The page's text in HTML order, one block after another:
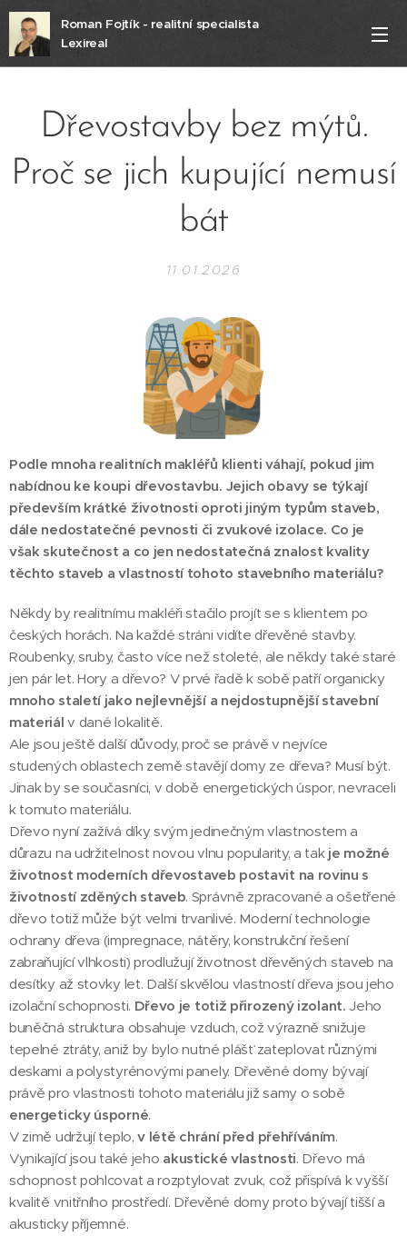
Roman Fojtík - realitní specialista
Lexireal
Dřevostavby bez mýtů.
Proč se jich kupující nemusí
bát
11.01.2026
Podle mnoha realitních makléřů klienti váhají, pokud jim
nabídnou ke koupi dřevostavbu. Jejich obavy se týkají
především krátké životnosti oproti jiným typům staveb,
dále nedostatečné pevnosti či zvukové izolace. Co je
však skutečnost a co jen nedostatečná znalost kvality
těchto staveb a vlastností tohoto stavebního materiálu?
Někdy by realitnímu makléři stačilo projít se s klientem po
českých horách. Na každé stráni vidíte dřevěné stavby.
Roubenky, sruby, často více než stoleté, ale někdy také staré
jen pár let. Hory a dřevo? V prvé řadě k sobě patří organicky
mnoho staletí jako nejlevnější a nejdostupnější stavební
materiál v dané lokalitě.
Ale jsou ještě další důvody, proč se právě v nejvíce
studených oblastech země stavějí domy ze dřeva? Musí být.
Jinak by se současníci, v době energetických úspor, nevraceli
k tomuto materiálu.
Dřevo nyní zažívá díky svým jedinečným vlastnostem a
důrazu na udržitelnost novou vlnu popularity, a tak je možné
životnost moderních dřevostaveb postavit na rovinu s
životností zděných staveb. Správně zpracované a ošetřené
dřevo totiž může být velmi trvanlivé. Moderní technologie
ochrany dřeva (impregnace, nátěry, konstrukční řešení
zabraňující vlhkosti) prodlužují životnost dřevěných staveb na
desítky až stovky let. Další skvělou vlastností dřeva jsou jeho
izolační schopnosti. Dřevo je totiž přirozený izolant.Jeho
buněčná struktura obsahuje vzduch, což výrazně snižuje
tepelné ztráty, aniž by bylo nutné plášť zateplovat různými
deskami a polystyrénovými panely. Dřevěné domy bývají
právě pro vlastnosti tohoto materiálu již samy o sobě
energeticky úsporné.
V zimě udržují teplo,v létě chrání před přehříváním.
Vynikající jsou také jeho akustické vlastnosti. Dřevo má
schopnost pohlcovat a rozptylovat zvuk, což přispívá k vyšší
kvalitě vnitřního prostředí. Dřevěné domy proto bývají tišší a
akusticky příjemné.